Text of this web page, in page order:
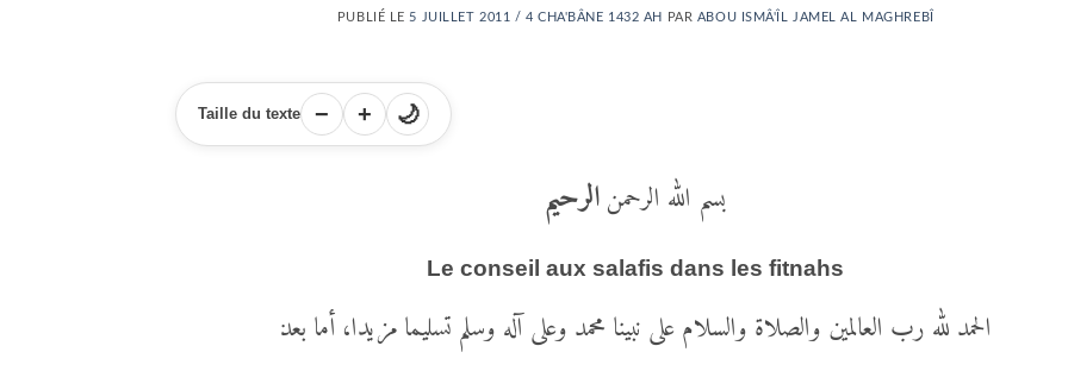
PUBLIÉ LE 5 JUILLET 2011 / 4 CHA'BÂNE 1432 AH PAR ABOU ISMÂ'ÎL JAMEL AL MAGHREBÎ
Taille du texte − + 🌙
بسم الله الرحمنالرحيم
Le conseil aux salafis dans les fitnahs
الحمد لله رب العالمين والصلاة والسلام على نبينا محمد وعلى آله وسلم تسليما مزيدا، أما بعد